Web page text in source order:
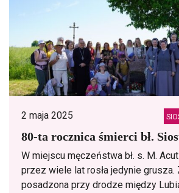
2 maja 2025
80-ta rocznica śmierci bł.
W miejscu męczeństwa bł. s. M.
przez wiele lat rosła jedynie grusza.
posadzona przy drodze między